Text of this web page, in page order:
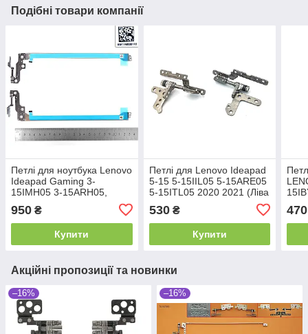
Подібні товари компанії
Петлі для ноутбука Lenovo
Ideapad Gaming 3-
15IMH05 3-15ARH05,
5H50S28959,
AM1JM000110)
950 ₴
Купити
Петлі для Lenovo Ideapad
5-15 5-15IIL05 5-15ARE05
5-15ITL05 2020 2021 (Ліва
530₴
Купити
470
Акційні пропозиції та новинки
–16% –16%